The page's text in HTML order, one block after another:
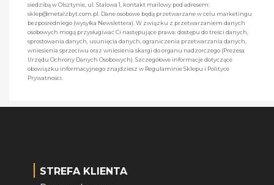
siedzibą w Olsztynie, ul. Stalowa 1, kontakt mailowy pod adresem:
sklep@metalzbyt.com.pl. Dane osobowe będą przetwarzane w celu marketingu
bezpośredniego (wysyłka Newslettera). W związku z przetwarzaniem danych
osobowych mogą przysługiwać Ci następujące prawa: dostępu do treści danych,
sprostowania danych, usunięcia danych, ograniczenia przetwarzania danych,
wniesienia sprzeciwu oraz wniesienia skargi do organu nadzorczego (Prezesa
Urzędu Ochrony Danych Osobowych). Szczegółowe informacje dotyczące
obowiązku informacyjnego znajdziesz w Regulaminie Sklepu i Polityce
Prywatności.
STREFA KLIENTA